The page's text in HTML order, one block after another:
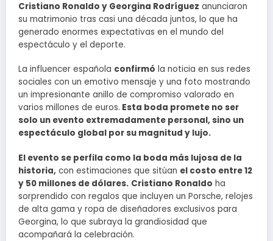
Cristiano Ronaldo y Georgina Rodríguez anunciaron
su matrimonio tras casi una década juntos, lo que ha
generado enormes expectativas en el mundo del
espectáculo y el deporte.
La influencer española confirmó la noticia en sus redes
sociales con un emotivo mensaje y una foto mostrando
un impresionante anillo de compromiso valorado en
varios millones de euros. Esta boda promete no ser
solo un evento extremadamente personal, sino un
espectáculo global por su magnitud y lujo.
El evento se perfila como la boda más lujosa de la
historia, con estimaciones que sitúan el costo entre 12
y 50 millones de dólares. Cristiano Ronaldo ha
sorprendido con regalos que incluyen un Porsche, relojes
de alta gama y ropa de diseñadores exclusivos para
Georgina, lo que subraya la grandiosidad que
acompañará la celebración.